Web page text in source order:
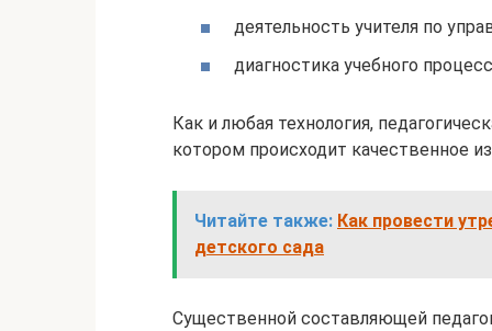
деятельность учителя по
диагностика учебного
Как и любая технология,
котором происходит качественное
Читайте также: Как провести
детского сада
Существенной составляющей